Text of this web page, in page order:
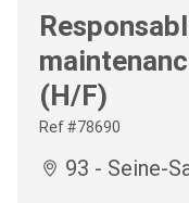
(H/F)
Ref #78690
93 - Seine-